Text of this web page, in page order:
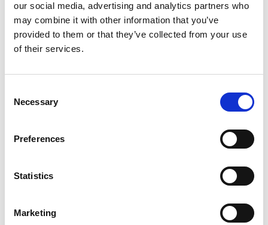
our social media, advertising and analytics partners who
may combine it with other information that you’ve
provided to them or that they’ve collected from your use
of their services.
Selection
Necessary
Preferences
Statistics
Marketing
Inloggen
Klik hier om een gratis